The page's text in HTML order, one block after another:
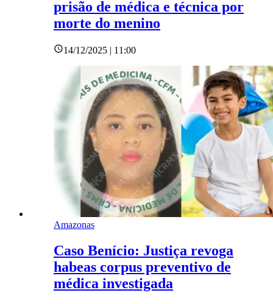
prisão de médica e técnica por
morte do menino
14/12/2025 | 11:00
Amazonas
Caso Benício: Justiça revoga
habeas corpus preventivo de
médica investigada